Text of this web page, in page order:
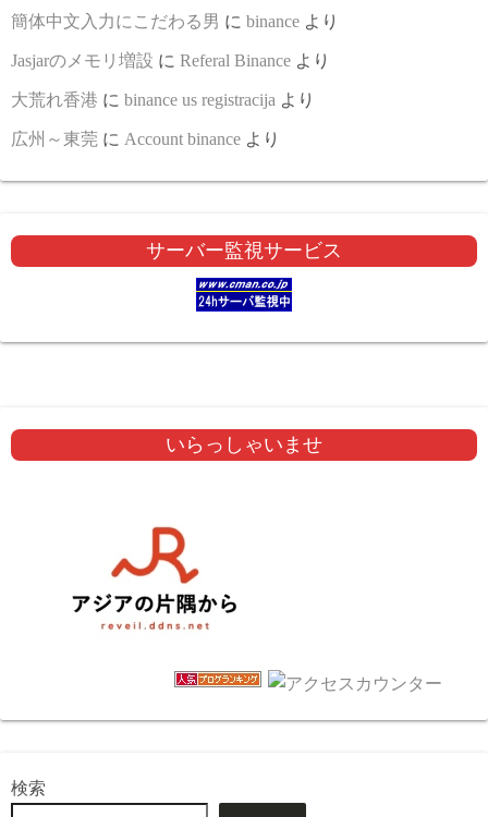
簡体中文入力にこだわる男 に binance より
Jasjarのメモリ増設 に Referal Binance より
大荒れ香港 に binance us registracija より
広州～東莞 に Account binance より
サーバー監視サービス
いらっしゃいませ
検索